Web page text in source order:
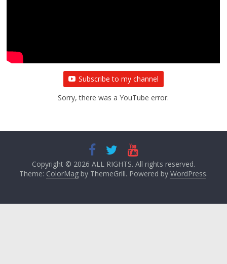
Subscribe to my channel
Sorry, there was a YouTube error.
Copyright © 2026 ALL RIGHTS. All rights reserved.
Theme: ColorMagby ThemeGrill. Powered by WordPress.